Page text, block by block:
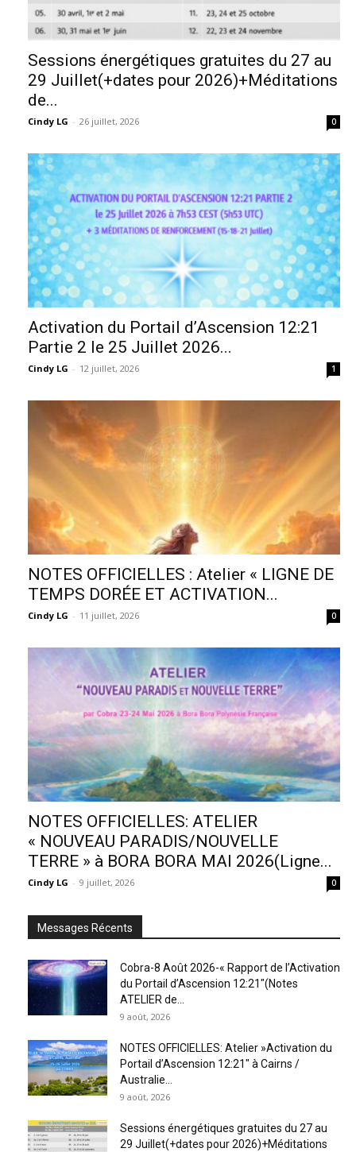
Sessions énergétiques gratuites du 27 au
29 Juillet(+dates pour 2026)+Méditations
de...
Cindy LG - 26 juillet, 2026 0
Activation du Portail d’Ascension 12:21
Partie 2 le 25 Juillet 2026...
Cindy LG - 12 juillet, 2026 1
NOTES OFFICIELLES : Atelier « LIGNE DE
TEMPS DORÉE ET ACTIVATION...
Cindy LG - 11 juillet, 2026 0
NOTES OFFICIELLES: ATELIER
« NOUVEAU PARADIS/NOUVELLE
TERRE » à BORA BORA MAI 2026(Ligne...
Cindy LG - 9 juillet, 2026 0
Messages Récents
Cobra-8 Août 2026-« Rapport de l’Activation
du Portail d’Ascension 12:21″(Notes
ATELIER de...
9 août, 2026
NOTES OFFICIELLES: Atelier »Activation du
Portail d’Ascension 12:21″ à Cairns /
Australie...
9 août, 2026
Sessions énergétiques gratuites du 27 au
29 Juillet(+dates pour 2026)+Méditations